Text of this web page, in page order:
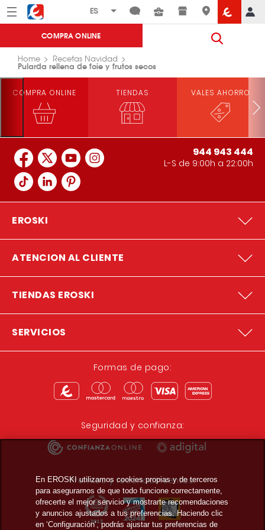
Menú Eroski
COMPRA ONLINE
Home Recetas Navidad
Pularda rellena de foie y frutos secos
COMPRA ONLINE TIENDAS VALES AHORRO
944 943 444
L-S de 9:00h a 22:00h
EROSKI
ATENCION AL CLIENTE
TIENDAS EROSKI
SERVICIOS
Formas de pago:
Seguridad y confianza:
Premios y reconocimientos:
En EROSKI utilizamos cookies propias y de terceros
para asegurarnos de que todo funcione correctamente,
ofrecerte el mejor servicio y mostrarte recomendaciones
y anuncios ajustados a tus preferencias. Haciendo clic
en ‘Configuración’, podrás ajustar tus preferencias de